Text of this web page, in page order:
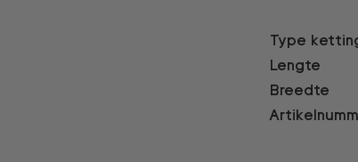
Type
Lengte
Breedte